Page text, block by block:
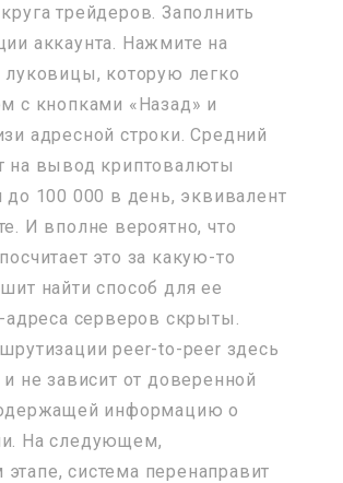
трейдеров. Заполнить
аккаунта. Нажмите на
которую легко
с кнопками «Назад» и
адресной строки. Средний
на вывод криптовалюты
до 100 000 в день, эквивалент
И вполне вероятно, что
это за какую-то
найти способ для ее
адреса серверов скрыты.
peer-to-peer здесь
не зависит от доверенной
информацию о
На следующем,
система перенаправит